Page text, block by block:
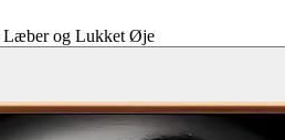
Læber og Lukket Øje